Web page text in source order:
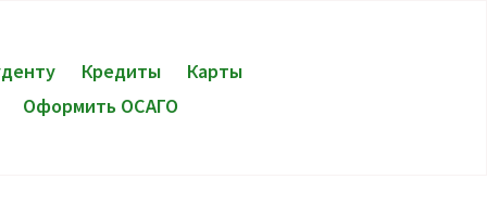
Кредиты
Карты
Оформить ОСАГО